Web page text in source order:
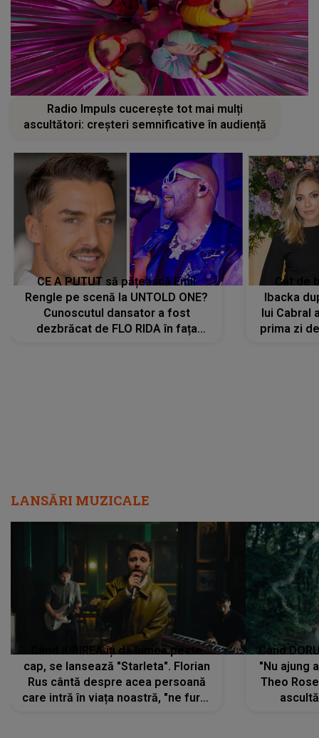
Radio Impuls cucerește tot mai mulți
ascultători: creșteri semnificative în audiență
CE A PUTUT să pățească Emil
Rengle pe scenă la UNTOLD ONE?
Cunoscutul dansator a fost
dezbrăcat de FLO RIDA în fața
Cât de
Ibacka
lui Cabral
prima zi
LANSĂRI MUZICALE
Când IUBIREA îți dă lumea peste
cap, se lansează "Starleta". Florian
Rus cântă despre acea persoană
care intră în viața noastră, "ne fură"
Când
"Nu ajung
Theo